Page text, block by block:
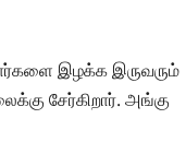
இழக்க இருவரும்
சேர்கிறார். அங்கு